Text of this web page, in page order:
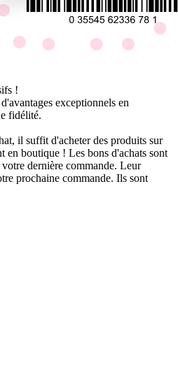
!
exceptionnels en
fidélité.
il suffit d'acheter des produits sur
en boutique ! Les bons d'achats sont
dernière commande. Leur
prochaine commande. Ils sont